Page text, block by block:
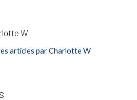
W
articles par Charlotte W